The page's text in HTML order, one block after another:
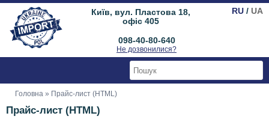
RU / UA
Київ, вул. Пластова 18,
офіс 405
098-40-80-640
Не дозвонилися?
Головна » Прайс-лист (HTML)
Прайс-лист (HTML)